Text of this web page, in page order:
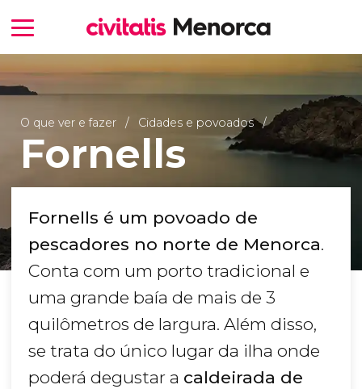
O que ver e fazer Cidades e povoados
Fornells
Fornells é um povoado de
pescadores no norte de Menorca.
Conta com um porto tradicional e
uma grande baía de mais de 3
quilômetros de largura. Além disso,
se trata do único lugar da ilha onde
poderá degustar a caldeirada de